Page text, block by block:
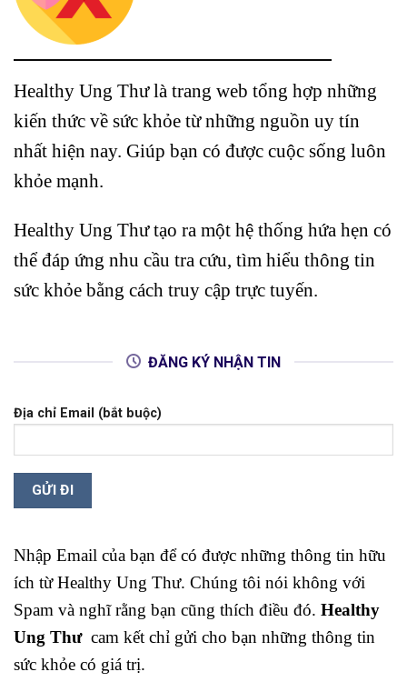
Healthy Ung Thư là trang web tổng hợp những
kiến thức về sức khỏe từ những nguồn uy tín
nhất hiện nay. Giúp bạn có được cuộc sống luôn
khỏe mạnh.
Healthy Ung Thư tạo ra một hệ thống hứa hẹn có
thể đáp ứng nhu cầu tra cứu, tìm hiểu thông tin
sức khỏe bằng cách truy cập trực tuyến.
ĐĂNG KÝ NHẬN TIN
Địa chỉ Email (bắt buộc)
Nhập Email của bạn để có được những thông tin hữu
ích từ Healthy Ung Thư. Chúng tôi nói không với
Spam và nghĩ rằng bạn cũng thích điều đó. Healthy
Ung Thư cam kết chỉ gửi cho bạn những thông tin
sức khỏe có giá trị.